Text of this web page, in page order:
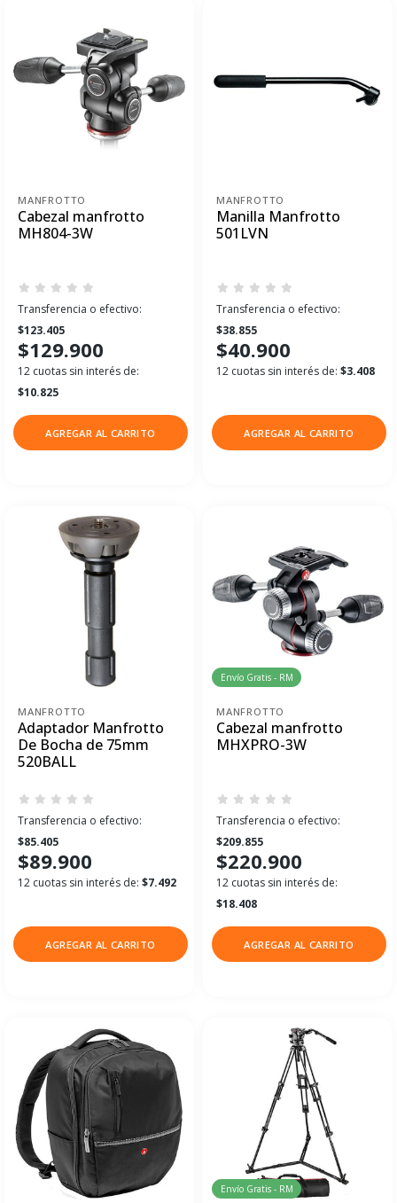
MANFROTTO
Cabezal manfrotto
MH804-3W
Transferencia o efectivo:
$123.405
$129.900
12 cuotas sin interés de:
$10.825
AGREGAR AL CARRITO
MANFROTTO
Manilla Manfrotto
501LVN
Transferencia o efectivo:
$38.855
$40.900
12 cuotas sin interés de: $3.408
AGREGAR AL CARRITO
MANFROTTO
Adaptador Manfrotto
De Bocha de 75mm
520BALL
Transferencia o efectivo:
$85.405
$89.900
12 cuotas sin interés de: $7.492
AGREGAR AL CARRITO
Envío Gratis - RM
MANFROTTO
Cabezal manfrotto
MHXPRO-3W
Transferencia o efectivo:
$209.855
$220.900
12 cuotas sin interés de:
$18.408
AGREGAR AL CARRITO
Envío Gratis - RM